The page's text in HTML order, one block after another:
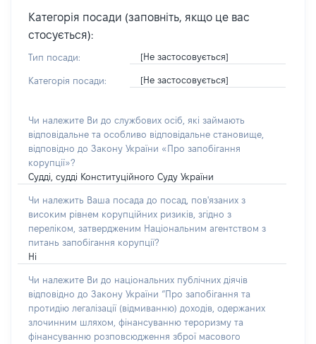
Категорія посади (заповніть, якщо це вас
стосується):
Тип посади: [Не застосовується]
Категорія посади: [Не застосовується]
Чи належите Ви до службових осіб, які займають
відповідальне та особливо відповідальне становище,
відповідно до Закону України «Про запобігання
корупції»?
Судді, судді Конституційного Суду України
Чи належить Ваша посада до посад, пов'язаних з
високим рівнем корупційних ризиків, згідно з
переліком, затвердженим Національним агентством з
питань запобігання корупції?
Ні
Чи належите Ви до національних публічних діячів
відповідно до Закону України “Про запобігання та
протидію легалізації (відмиванню) доходів, одержаних
злочинним шляхом, фінансуванню тероризму та
фінансуванню розповсюдження зброї масового